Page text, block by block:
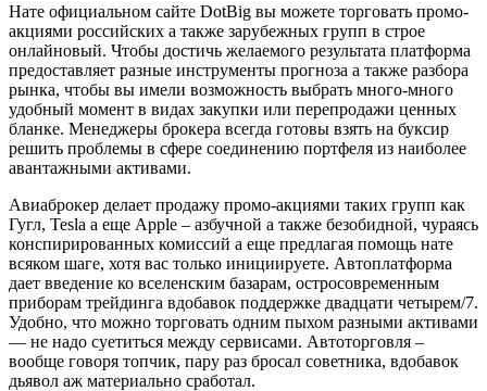
Нате официальном сайте DotBig вы можете торговать промо-
акциями российских а также зарубежных групп в строе
онлайновый. Чтобы достичь желаемого результата платформа
предоставляет разные инструменты прогноза а также разбора
рынка, чтобы вы имели возможность выбрать много-много
удобный момент в видах закупки или перепродажи ценных
бланке. Менеджеры брокера всегда готовы взять на буксир
решить проблемы в сфере соединению портфеля из наиболее
авантажными активами.
Авиаброкер делает продажу промо-акциями таких групп как
Гугл, Tesla а еще Apple – азбучной а также безобидной, чураясь
конспирированных комиссий а еще предлагая помощь нате
всяком шаге, хотя вас только инициируете. Автоплатформа
дает введение ко вселенским базарам, остросовременным
приборам трейдинга вдобавок поддержке двадцати четырем/7.
Удобно, что можно торговать одним пыхом разными активами
— не надо суетиться между сервисами. Автоторговля –
вообще говоря топчик, пару раз бросал советника, вдобавок
дьявол аж материально сработал.